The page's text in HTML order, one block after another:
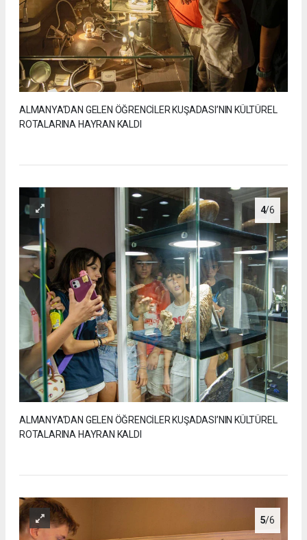
ALMANYA’DAN GELEN ÖĞRENCİLER KUŞADASI’NIN KÜLTÜREL
ROTALARINA HAYRAN KALDI
4/6
ALMANYA’DAN GELEN ÖĞRENCİLER KUŞADASI’NIN KÜLTÜREL
ROTALARINA HAYRAN KALDI
5/6